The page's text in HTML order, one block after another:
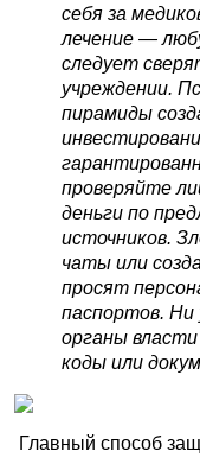
себя за
лечение —
следует
учреждении.
пирамиды
проверяйте
деньги по
источников.
чаты или
просят
паспортов. Ни
органы
коды или
Главный способ